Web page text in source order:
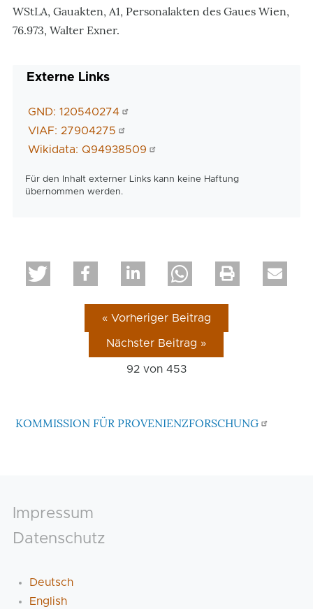
WStLA, Gauakten, A1, Personalakten des Gaues Wien,
76.973, Walter Exner.
Externe Links
GND: 120540274
VIAF: 27904275
Wikidata: Q94938509
Für den Inhalt externer Links kann keine Haftung
übernommen werden.
« Vorheriger Beitrag
Nächster Beitrag »
92 von 453
KOMMISSION FÜR PROVENIENZFORSCHUNG
Footer
Impressum
Datenschutz
Deutsch
English